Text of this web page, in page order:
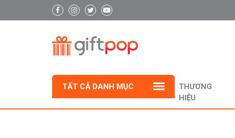
TẤT CẢ DANH MỤC
THƯƠNG
HIỆU